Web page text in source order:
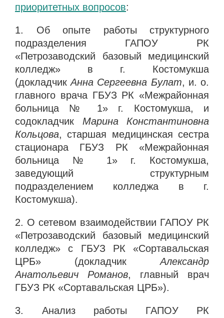
приоритетных вопросов:
1. Об опыте работы структурного
подразделения ГАПОУ РК
«Петрозаводский базовый медицинский
колледж» в г. Костомукша
(докладчикАнна Сергеевна Булат, и. о.
главного врача ГБУЗ РК «Межрайонная
больница № 1» г. Костомукша, и
содокладчик Марина Константиновна
Кольцова, старшая медицинская сестра
стационара ГБУЗ РК «Межрайонная
больница № 1» г. Костомукша,
заведующий структурным
подразделением колледжа в г.
Костомукша).
2. О сетевом взаимодействии ГАПОУ РК
«Петрозаводский базовый медицинский
колледж» с ГБУЗ РК «Сортавальская
ЦРБ» (докладчикАлександр
Анатольевич Романов, главный врач
ГБУЗ РК «Сортавальская ЦРБ»).
3. Анализ работы ГАПОУ РК